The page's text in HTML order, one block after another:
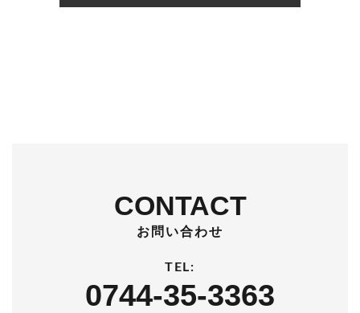
CONTACT
お問い合わせ
TEL:
0744-35-3363